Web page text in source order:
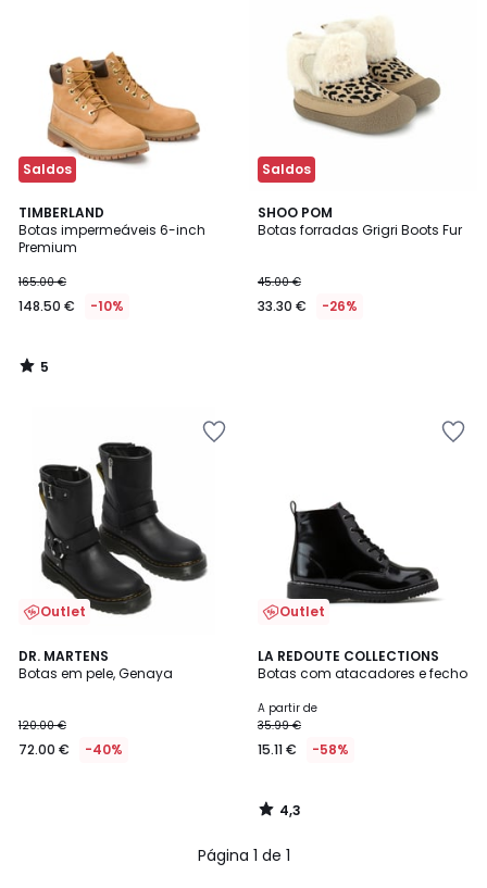
Saldos
TIMBERLAND
Botas impermeáveis 6-inch
Premium
165.00 €
148.50 € -10%
5
/
5
5
/
Saldos
SHOO POM
Botas forradas Grigri Boots Fur
45.00 €
33.30 € -26%
Outlet
DR. MARTENS
Botas em pele, Genaya
120.00 €
72.00 € -40%
Outlet
LA REDOUTE COLLECTIONS
Botas com atacadores e fecho
A partir de
35.99 €
15.11 € -58%
4,3
/ 5
4,3
/
Página 1 de 1